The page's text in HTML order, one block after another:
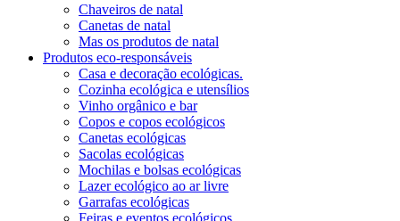
Chaveiros de natal
Canetas de natal
Mas os produtos de natal
Produtos eco-responsáveis
Casa e decoração ecológicas.
Cozinha ecológica e utensílios
Vinho orgânico e bar
Copos e copos ecológicos
Canetas ecológicas
Sacolas ecológicas
Mochilas e bolsas ecológicas
Lazer ecológico ao ar livre
Garrafas ecológicas
Feiras e eventos ecológicos